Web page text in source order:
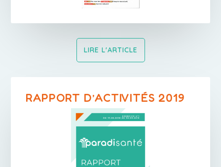
LIRE L'ARTICLE
RAPPORT D’ACTIVITÉS 2019